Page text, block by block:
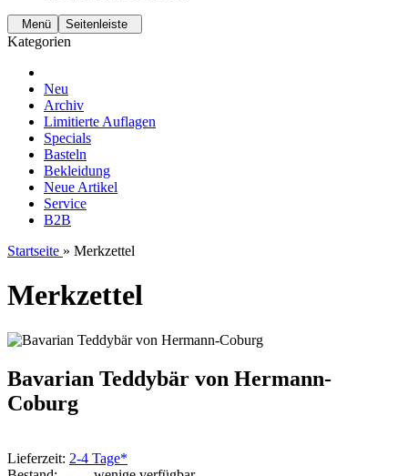
Menü Seitenleiste
Kategorien
Neu
Archiv
Limitierte Auflagen
Specials
Basteln
Bekleidung
Neue Artikel
Service
B2B
Startseite » Merkzettel
Merkzettel
Bavarian Teddybär von Hermann-
Coburg
Lieferzeit: 2-4 Tage*